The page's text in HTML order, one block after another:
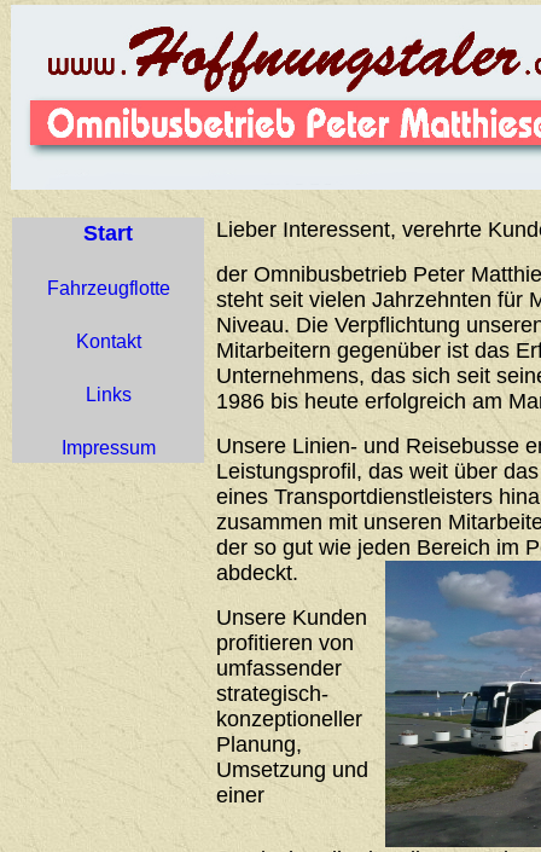
Start
Fahrzeugflotte
Kontakt
Links
Impressum
Lieber Interessent, verehrte
der Omnibusbetrieb Peter
steht seit vielen Jahrzehnten für
Niveau. Die Verpflichtung
Mitarbeitern gegenüber ist das
Unternehmens, das sich seit
1986 bis heute erfolgreich am
Unsere Linien- und Reisebusse
Leistungsprofil, das weit über
eines Transportdienstleisters
zusammen mit unseren
der so gut wie jeden Bereich im
abdeckt.
Unsere Kunden
profitieren von
umfassender
strategisch-
konzeptioneller
Planung,
Umsetzung und
einer